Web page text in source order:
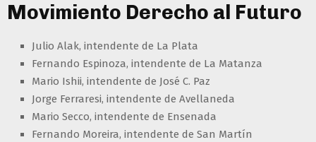
Movimiento Derecho al Futuro
Julio Alak, intendente de La Plata
Fernando Espinoza, intendente de La Matanza
Mario Ishii, intendente de José C. Paz
Jorge Ferraresi, intendente de Avellaneda
Mario Secco, intendente de Ensenada
Fernando Moreira, intendente de San Martín